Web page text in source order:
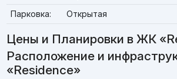
Парковка:
Открытая
Цены и Планировки в ЖК
Расположение и
«Residence»